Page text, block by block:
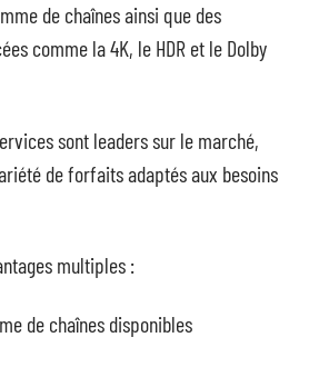
de chaînes ainsi que des
comme la 4K, le HDR et le Dolby
sont leaders sur le marché,
de forfaits adaptés aux besoins
multiples :
chaînes disponibles